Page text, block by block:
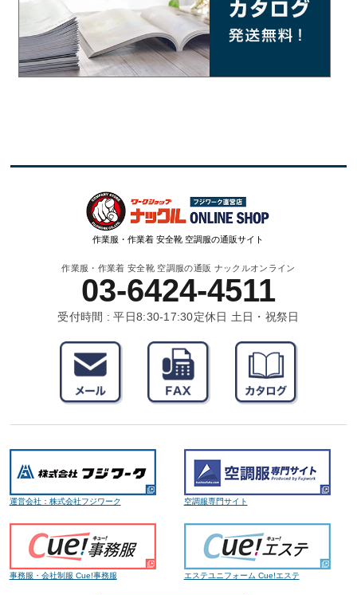
作業服・作業着 安全靴 空調服の通販サイト
作業服・作業着 安全靴 空調服の通販 ナックルオンライン
03-6424-4511
受付時間 : 平日8:30-17:30定休日 土日・祝祭日
運営会社：株式会社フジワーク 空調服専門サイト
事務服・会社制服 Cue!事務服 エステユニフォーム Cue!エステ